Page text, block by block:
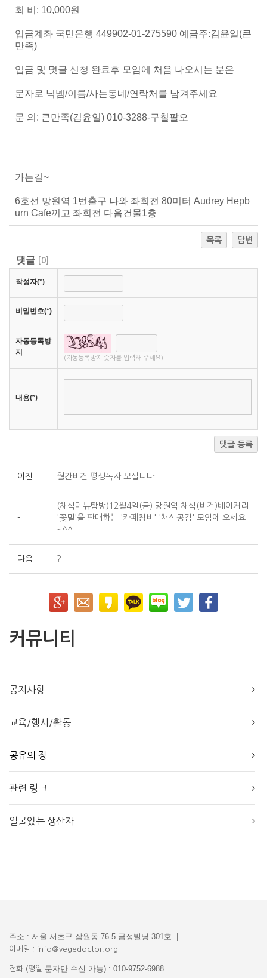
회 비: 10,000원
입금계좌 국민은행 449902-01-275590 예금주:김윤일(큰
만족)
입금 및 덧글 신청 완료후 모임에 처음 나오시는 분은
문자로 닉넴/이름/사는동네/연락처를 남겨주세요
문 의: 큰만족(김윤일) 010-3288-구칠팔오
가는길~
6호선 망원역 1번출구 나와 좌회전 80미터 Audrey Hepb
urn Cafe끼고 좌회전 다음건물1층
목록 답변
댓글 0
작성자(*)
비밀번호(*)
자동등록방
지
(자동등록방지 숫자를 입력해 주세요)
내용(*)
댓글 등록
이전 월간비건 평생독자 모십니다
-
(채식메뉴탐방)12월4일(금) 망원역 채식(비건)베이커리
'꽃밀'을 판매하는 '카페창비' '채식공감' 모임에 오세요
~^^
다음 ?
커뮤니티
공지사항
교육/행사/활동
공유의 장
관련 링크
얼굴있는 생산자
주소 : 서울 서초구 잠원동 76-5 금정빌딩 301호 |
이메일 : info@vegedoctor.org
전화 (평일 문자만 수신 가능) : 010-9752-6988